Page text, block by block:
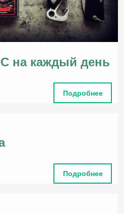
на каждый день
Подробнее
Подробнее